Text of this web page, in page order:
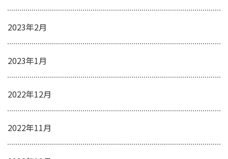
2023年2月
2023年1月
2022年12月
2022年11月